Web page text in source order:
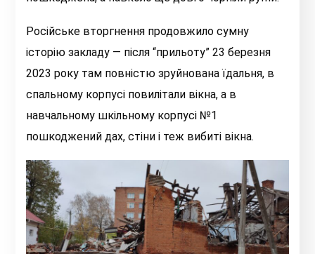
Російське вторгнення продовжило сумну
історію закладу — після “прильоту” 23 березня
2023 року там повністю зруйнована їдальня, в
спальному корпусі повилітали вікна, а в
навчальному шкільному корпусі №1
пошкоджений дах, стіни і теж вибиті вікна.